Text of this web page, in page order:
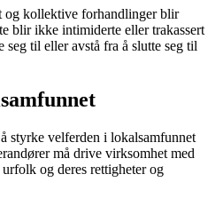
og kollektive forhandlinger blir
blir ikke intimiderte eller trakassert
seg til eller avstå fra å slutte seg til
styrke velferden i lokalsamfunnet
må drive virksomhet med
og deres rettigheter og